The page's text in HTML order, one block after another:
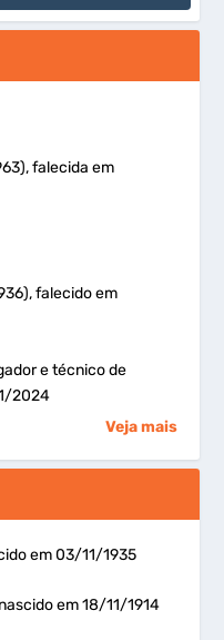
falecida em
falecido em
e técnico de
2024
Veja mais
em 03/11/1935
em 18/11/1914